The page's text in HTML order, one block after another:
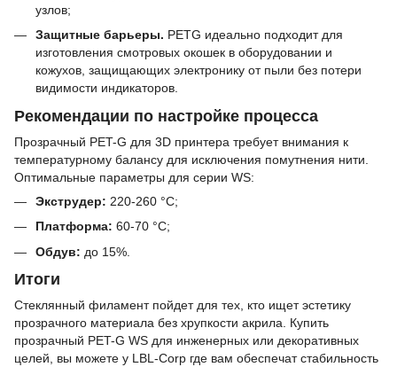
узлов;
Защитные барьеры. PETG идеально подходит для
изготовления смотровых окошек в оборудовании и
кожухов, защищающих электронику от пыли без потери
видимости индикаторов.
Рекомендации по настройке процесса
Прозрачный PET-G для 3D принтера требует внимания к
температурному балансу для исключения помутнения нити.
Оптимальные параметры для серии WS:
Экструдер: 220-260 °C;
Платформа: 60-70 °C;
Обдув: до 15%.
Итоги
Стеклянный филамент пойдет для тех, кто ищет эстетику
прозрачного материала без хрупкости акрила. Купить
прозрачный PET-G WS для инженерных или декоративных
целей, вы можете у LBL-Corp где вам обеспечат стабильность